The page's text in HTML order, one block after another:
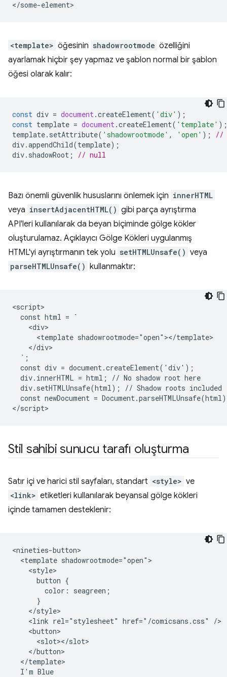
<template> öğesinin shadowrootmode özelliğini
ayarlamak hiçbir şey yapmaz ve şablon normal bir şablon
öğesi olarak kalır:
const div = document.createElement( 'div' );
const template = document.createElement( 'template' );
template. setAttribute( 'shadowrootmode' , 'open' );
//
div.appendChild(template);
div. shadowRoot ; // null
Bazı önemli güvenlik hususlarını önlemek için innerHTML
veya insertAdjacentHTML() gibi parça ayrıştırma
API'leri kullanılarak da beyan biçiminde gölge kökler
oluşturulamaz. Açıklayıcı Gölge Kökleri uygulanmış
HTML'yi ayrıştırmanın tek yolu setHTMLUnsafe() veya
parseHTMLUnsafe() kullanmaktır:
<script>
  const html = `
    <div>
      <template shadowrootmode="open"></template>
    </div>
  `;
  const div = document.createElement('div');
  div.innerHTML = html; // No shadow root here
  div.setHTMLUnsafe(html); // Shadow roots included
const newDocument =
Stil sahibi sunucu tarafı oluşturma
Satır içi ve harici stil sayfaları, standart <style> ve
<link> etiketleri kullanılarak beyansal gölge kökleri
içinde tamamen desteklenir:
<nineties-button>
  <template shadowrootmode="open">
    <style>
      button {
        color: seagreen;
      }
    </style>
    <link rel="stylesheet" href="/comicsans.css" />
    <button>
      <slot></slot>
    </button>
  </template>
  I'm Blue